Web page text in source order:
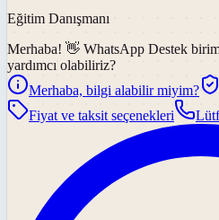
Eğitim Danışmanı
Merhaba! 👋 WhatsApp Destek
yardımcı olabiliriz?
Merhaba, bilgi alabilir miyim?
Fiyat ve taksit seçenekleri